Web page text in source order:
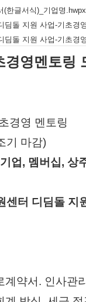
(한글서식)_기업명.hwpx
딤돌 지원 사업-기초경
딤돌 지원 사업-기초경
경영멘토링
경영 멘토링
기 마감)
업, 멤버십, 상
센터 디딤돌 지
계약서. 인사관